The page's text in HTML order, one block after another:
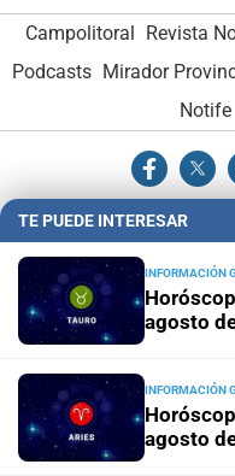
Campolitoral Revista
Podcasts Mirador
Notife
Hemeroteca Digital
Administración y
El
TE PUEDE INTERESAR
INFORMACIÓN
agosto
INFORMACIÓN
agosto